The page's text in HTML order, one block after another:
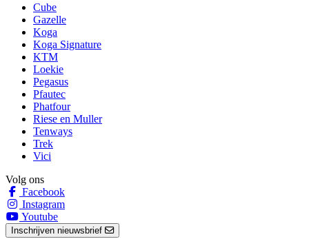
Cube
Gazelle
Koga
Koga Signature
KTM
Loekie
Pegasus
Pfautec
Phatfour
Riese en Muller
Tenways
Trek
Vici
Volg ons
Facebook
Instagram
Youtube
Inschrijven nieuwsbrief